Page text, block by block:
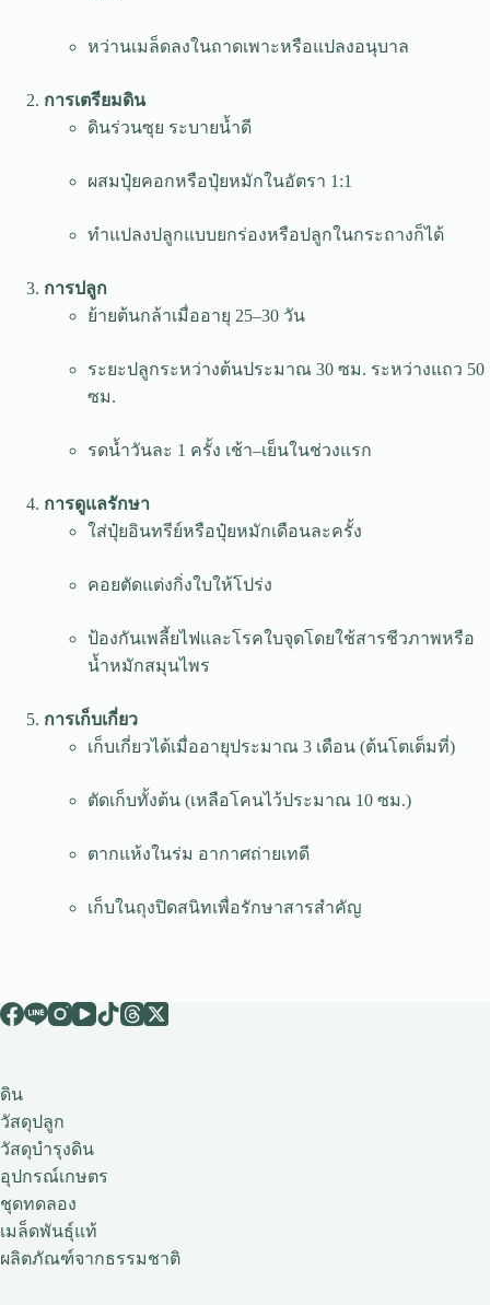
หว่านเมล็ดลงในถาดเพาะหรือแปลงอนุบาล
การเตรียมดิน
ดินร่วนซุย ระบายน้ำดี
ผสมปุ๋ยคอกหรือปุ๋ยหมักในอัตรา 1:1
ทำแปลงปลูกแบบยกร่องหรือปลูกในกระถางก็ได้
การปลูก
ย้ายต้นกล้าเมื่ออายุ 25–30 วัน
ระยะปลูกระหว่างต้นประมาณ 30 ซม. ระหว่างแถว 50
ซม.
รดน้ำวันละ 1 ครั้ง เช้า–เย็นในช่วงแรก
การดูแลรักษา
ใส่ปุ๋ยอินทรีย์หรือปุ๋ยหมักเดือนละครั้ง
คอยตัดแต่งกิ่งใบให้โปร่ง
ป้องกันเพลี้ยไฟและโรคใบจุดโดยใช้สารชีวภาพหรือ
น้ำหมักสมุนไพร
การเก็บเกี่ยว
เก็บเกี่ยวได้เมื่ออายุประมาณ 3 เดือน (ต้นโตเต็มที่)
ตัดเก็บทั้งต้น (เหลือโคนไว้ประมาณ 10 ซม.)
ตากแห้งในร่ม อากาศถ่ายเทดี
เก็บในถุงปิดสนิทเพื่อรักษาสารสำคัญ
ดิน
วัสดุปลูก
วัสดุบำรุงดิน
อุปกรณ์เกษตร
ชุดทดลอง
เมล็ดพันธุ์แท้
ผลิตภัณฑ์จากธรรมชาติ